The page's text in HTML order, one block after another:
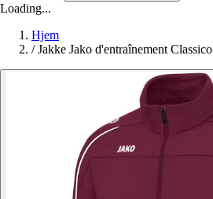
Loading...
Hjem
/ Jakke Jako d'entraînement Classico